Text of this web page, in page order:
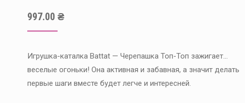
997.00 ₴
Игрушка-каталка Battat — Черепашка Топ-Топ зажигает…
веселые огоньки! Она активная и забавная, а значит делать
первые шаги вместе будет легче и интересней.